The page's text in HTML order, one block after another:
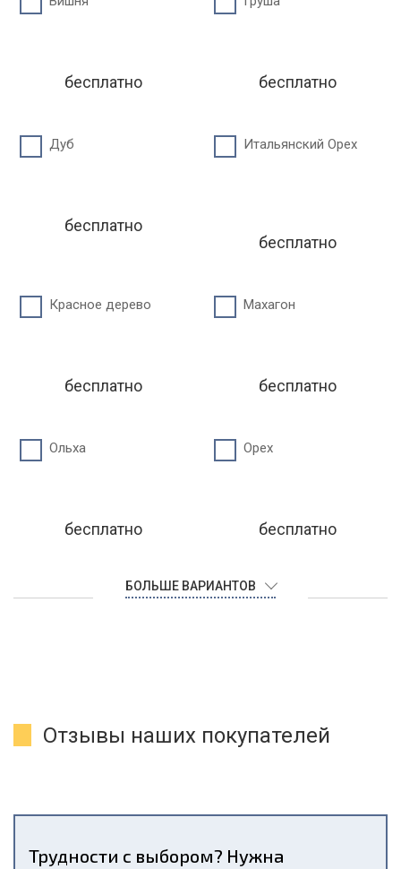
бесплатно бесплатно
Дуб
бесплатно
Итальянский Орех
бесплатно
Красное дерево
бесплатно
Махагон
бесплатно
Ольха
бесплатно
Орех
бесплатно
БОЛЬШЕ ВАРИАНТОВ
Отзывы наших покупателей
Трудности с выбором? Нужна